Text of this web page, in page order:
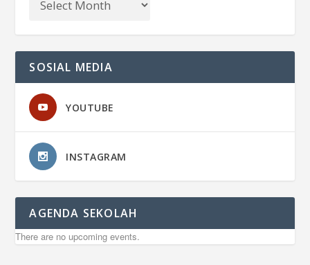
SOSIAL MEDIA
YOUTUBE
INSTAGRAM
AGENDA SEKOLAH
There are no upcoming events.